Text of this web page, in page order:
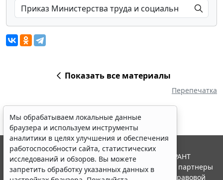
Показать все материалы
Перепечатка
Мы обрабатываем локальные данные
браузера и используем инструменты
аналитики в целях улучшения и обеспечения
работоспособности сайта, статистических
исследований и обзоров. Вы можете
запретить обработку указанных данных в
© ООО "НПП "ГАРАНТ-СЕРВИС", 2026. Система ГАРАНТ
выпускается с 1990 года. Компания "Гарант" и ее партнеры
являются участниками Российской ассоциации правовой